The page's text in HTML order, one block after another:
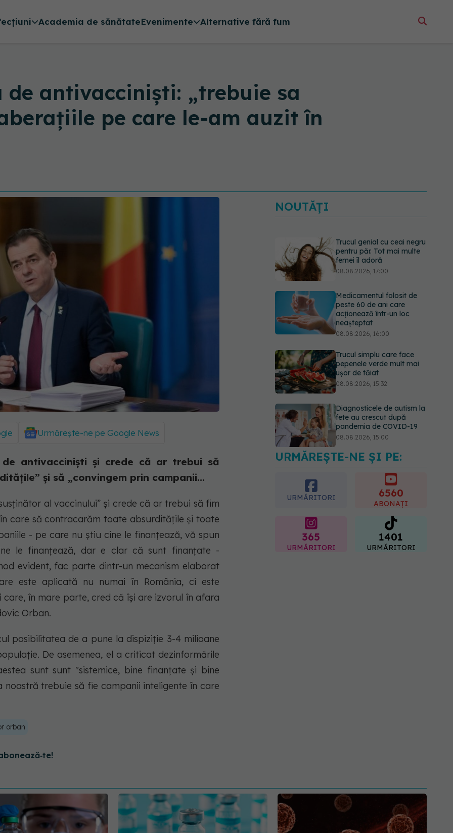
Academia de sănătateEvenimente Alternative fără fum
de antivacciniști: „trebuie sa
pe care le-am auzit în
Urmărește-ne pe Google News
antivacciniști și crede că ar trebui să
și să „convingem prin campanii...
al vaccinului” și crede că ar trebui să fim
care să contracarăm toate absurdităţile şi toate
- pe care nu ştiu cine le finanţează, vă spun
le finanţează, dar e clar că sunt finanţate -
evident, fac parte dintr-un mecanism elaborat
este aplicată nu numai în România, ci este
în mare parte, cred că îşi are izvorul în afara
Orban.
posibilitatea de a pune la dispiziție 3-4 milioane
De asemenea, el a criticat dezinformările
sunt sunt "sistemice, bine finanţate şi bine
trebuie să fie campanii inteligente în care
orban
NOUTĂȚI
Trucul genial cu ceai negru
pentru păr. Tot mai multe
femei îl adoră
08.08.2026, 17:00
Medicamentul folosit de
peste 60 de ani care
acționează într-un loc
neașteptat
08.08.2026, 16:00
Trucul simplu care face
pepenele verde mult mai
ușor de tăiat
08.08.2026, 15:32
Diagnosticele de autism la
fete au crescut după
pandemia de COVID-19
08.08.2026, 15:00
Microplasticele pot
traversa bariera
placentară și modifica
08.08.2026, 18:00
URMĂREȘTE-NE ȘI PE:
URMĂRITORI 6560
ABONAȚI
365
URMĂRITORI
1401
URMĂRITORI